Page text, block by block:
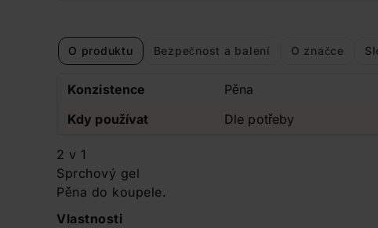
O produktu Bezpečnost a balení O značce
Konzistence
Pěna
Kdy používat
Dle potřeby
2 v 1
Sprchový gel
Pěna do koupele.
Vlastnosti